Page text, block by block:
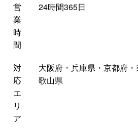
営
業
時
間
24時間365日
対
応
エ
リ
ア
大阪府・兵庫県・京都府
歌山県